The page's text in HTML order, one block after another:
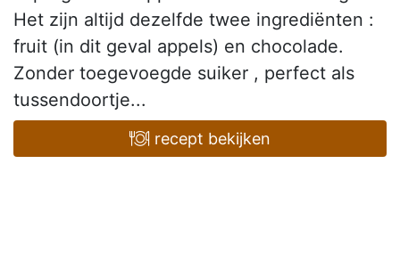
Het zijn altijd dezelfde twee ingrediënten :
fruit (in dit geval appels) en chocolade.
Zonder toegevoegde suiker , perfect als
tussendoortje...
recept bekijken